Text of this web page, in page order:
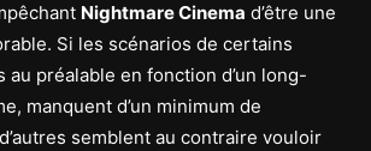
Nightmare Cinema d’être une
Si les scénarios de certains
au préalable en fonction d’un long-
manquent d’un minimum de
semblent au contraire vouloir